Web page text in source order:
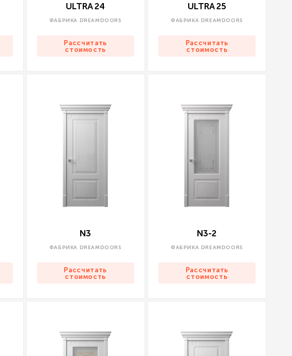
ULTRA 24
ФАБРИКА DREAMDOORS
Рассчитать
стоимость
ULTRA 25
ФАБРИКА DREAMDOORS
Рассчитать
стоимость
N3
ФАБРИКА DREAMDOORS
Рассчитать
стоимость
N3-2
ФАБРИКА DREAMDOORS
Рассчитать
стоимость